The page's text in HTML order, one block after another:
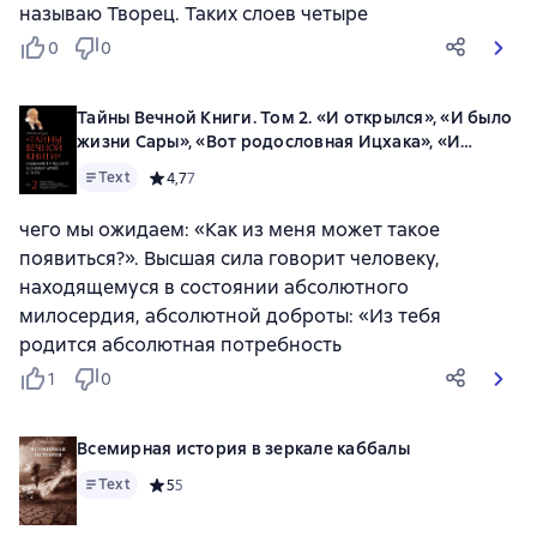
называю Творец. Таких слоев четыре
0 0
Тайны Вечной Книги. Том 2. «И открылся», «И было
жизни Сары», «Вот родословная Ицхака», «И
Text Средний рейтинг 4,7 на основе 7 оценок
4,77
чего мы ожидаем: «Как из меня может такое
появиться?». Высшая сила говорит человеку,
находящемуся в состоянии абсолютного
милосердия, абсолютной доброты: «Из тебя
родится абсолютная потребность
1 0
Всемирная история в зеркале каббалы
Text Средний рейтинг 5 на основе 5 оценок
55